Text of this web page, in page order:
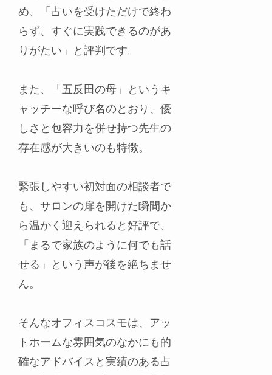
め、「占いを受けただけで終わ
らず、すぐに実践できるのがあ
りがたい」と評判です。
また、「五反田の母」というキ
ャッチーな呼び名のとおり、優
しさと包容力を併せ持つ先生の
存在感が大きいのも特徴。
緊張しやすい初対面の相談者で
も、サロンの扉を開けた瞬間か
ら温かく迎えられると好評で、
「まるで家族のように何でも話
せる」という声が後を絶ちませ
ん。
そんなオフィスコスモは、アッ
トホームな雰囲気のなかにも的
確なアドバイスと実績のある占